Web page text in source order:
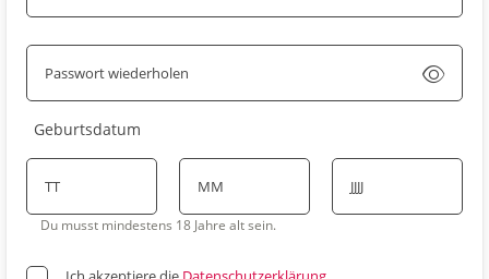
Passwort wiederholen
Geburtsdatum
TT MM JJJJ
Du musst mindestens 18 Jahre alt sein.